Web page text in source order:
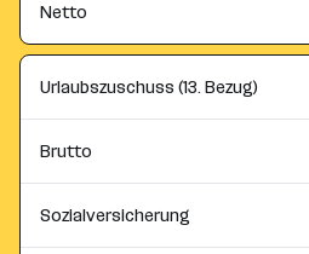
Netto
Urlaubszuschuss (13. Bezug)
Brutto
Sozialversicherung